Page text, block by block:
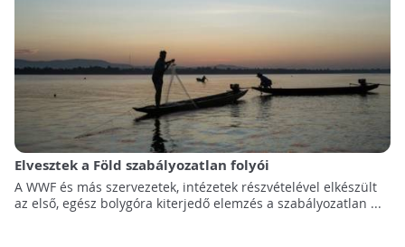
Elvesztek a Föld szabályozatlan folyói
A WWF és más szervezetek, intézetek részvételével elkészült
az első, egész bolygóra kiterjedő elemzés a szabályozatlan ...